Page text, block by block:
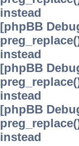
instead
[phpBB
instead
[phpBB
instead
[phpBB
instead